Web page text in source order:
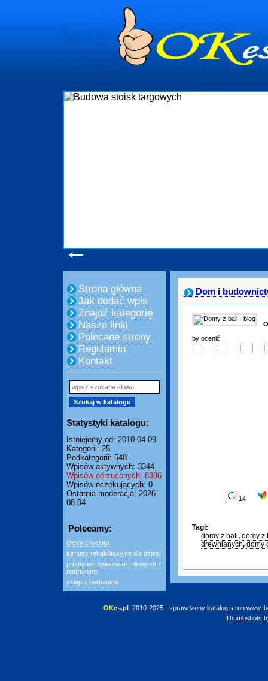
←
Strona główna
Jak dodać wpis
Znajdź kategorię
Nasze linki
Polecane strony
Regulamin
Kontakt
Statystyki katalogu:
Istniejemy od: 2010-04-09
Kategorii: 25
Podkategorii: 548
Wpisów aktywnych: 3344
Wpisów odrzuconych: 8386
Wpisów oczekujących: 0
Ostatnia moderacja: 2026-
08-04
Polecamy:
dresy z weluru
turnusy rehabilitacyjne dla dzieci
producent opakowań foliowych z
nadrukiem
sklep z herbatami
Dom i
by ocenić
14
Tagi:
domy z bali, domy z
drewnianych, domy
OKes.pl 2010-2025 - sprawdzony katalog stron www,
Thumbshots